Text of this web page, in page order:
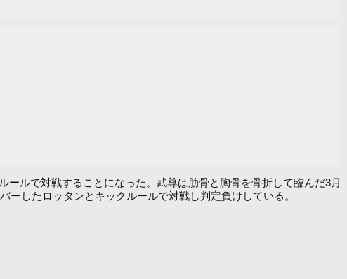
ルで対戦することになった。武尊は肋骨と胸骨を骨折して臨んだ3月
したロッタンとキックルールで対戦し判定負けしている。